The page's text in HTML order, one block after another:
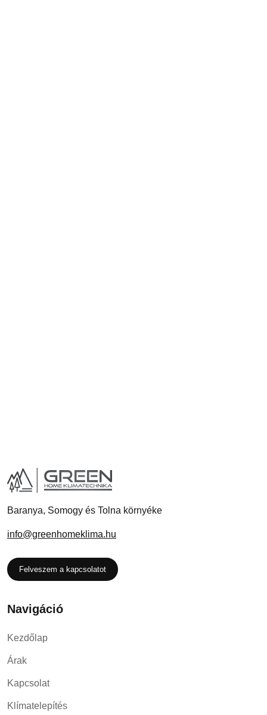
Baranya, Somogy és Tolna környéke
info@greenhomeklima.hu
Felveszem a kapcsolatot
Navigáció
Kezdőlap
Árak
Kapcsolat
Klímatelepítés